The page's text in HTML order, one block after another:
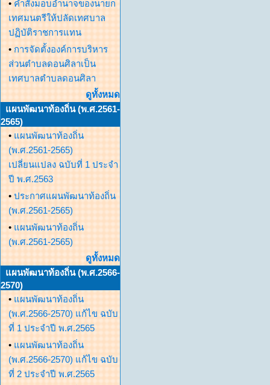
• คำสั่งมอบอำนาจของนายก
เทศมนตรีให้ปลัดเทศบาล
ปฏิบัติราชการแทน
• การจัดตั้งองค์การบริหาร
ส่วนตำบลดอนศิลาเป็น
เทศบาลตำบลดอนศิลา
ดูทั้งหมด
แผนพัฒนาท้องถิ่น (พ.ศ.2561-
2565)
• แผนพัฒนาท้องถิ่น
(พ.ศ.2561-2565)
เปลี่ยนแปลง ฉบับที่ 1 ประจำ
ปี พ.ศ.2563
• ประกาศแผนพัฒนาท้องถิ่น
(พ.ศ.2561-2565)
• แผนพัฒนาท้องถิ่น
(พ.ศ.2561-2565)
ดูทั้งหมด
แผนพัฒนาท้องถิ่น (พ.ศ.2566-
2570)
• แผนพัฒนาท้องถิ่น
(พ.ศ.2566-2570) แก้ไข ฉบับ
ที่ 1 ประจำปี พ.ศ.2565
• แผนพัฒนาท้องถิ่น
(พ.ศ.2566-2570) แก้ไข ฉบับ
ที่ 2 ประจำปี พ.ศ.2565